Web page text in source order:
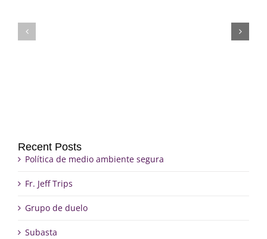
Recent Posts
Política de medio ambiente segura
Fr. Jeff Trips
Grupo de duelo
Subasta